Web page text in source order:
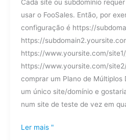
Cada site ou subdomínio
usar o FooSales. Então, por
configuração é https://
https://
https://www.yoursite.com/
https://www.yoursite.com/
comprar um Plano de Múltiplos
um único site/domínio e
num site de teste de vez em
para
utilizar
o
FooSales
em
diferentes
subdomínios?
Ler mais "